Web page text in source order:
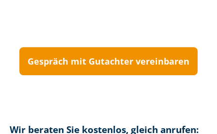
Gespräch mit Gutachter vereinbaren
Wir beraten Sie kostenlos, gleich anrufen: